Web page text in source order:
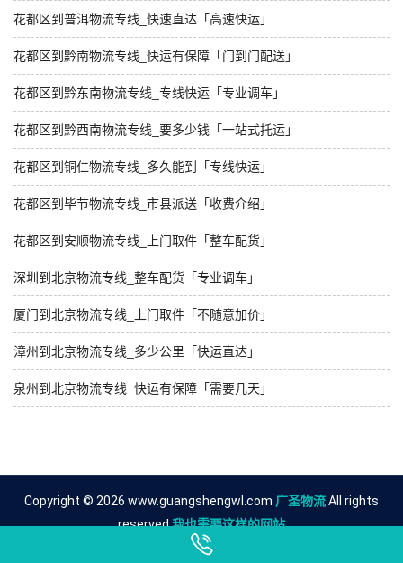
花都区到普洱物流专线_快速直达「高速快运」
花都区到黔南物流专线_快运有保障「门到门配送」
花都区到黔东南物流专线_专线快运「专业调车」
花都区到黔西南物流专线_要多少钱「一站式托运」
花都区到铜仁物流专线_多久能到「专线快运」
花都区到毕节物流专线_市县派送「收费介绍」
花都区到安顺物流专线_上门取件「整车配货」
深圳到北京物流专线_整车配货「专业调车」
厦门到北京物流专线_上门取件「不随意加价」
漳州到北京物流专线_多少公里「快运直达」
泉州到北京物流专线_快运有保障「需要几天」
Copyright © 2026 www.guangshengwl.com 广圣物流All rights
reserved.我也需要这样的网站